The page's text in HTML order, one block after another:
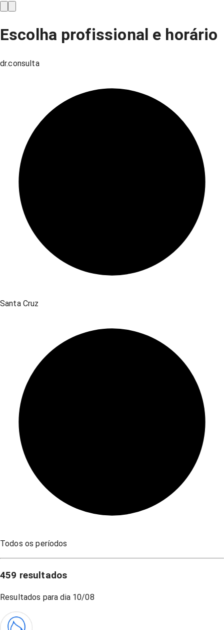
Escolha profissional e horário
dr.consulta
Santa Cruz
Todos os períodos
459 resultados
Resultados para dia 10/08